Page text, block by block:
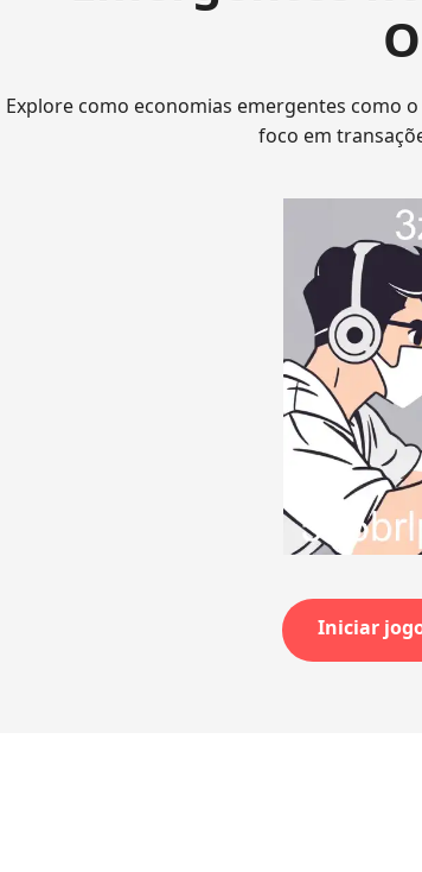
Explore como economias emergentes como
foco em
Iniciar